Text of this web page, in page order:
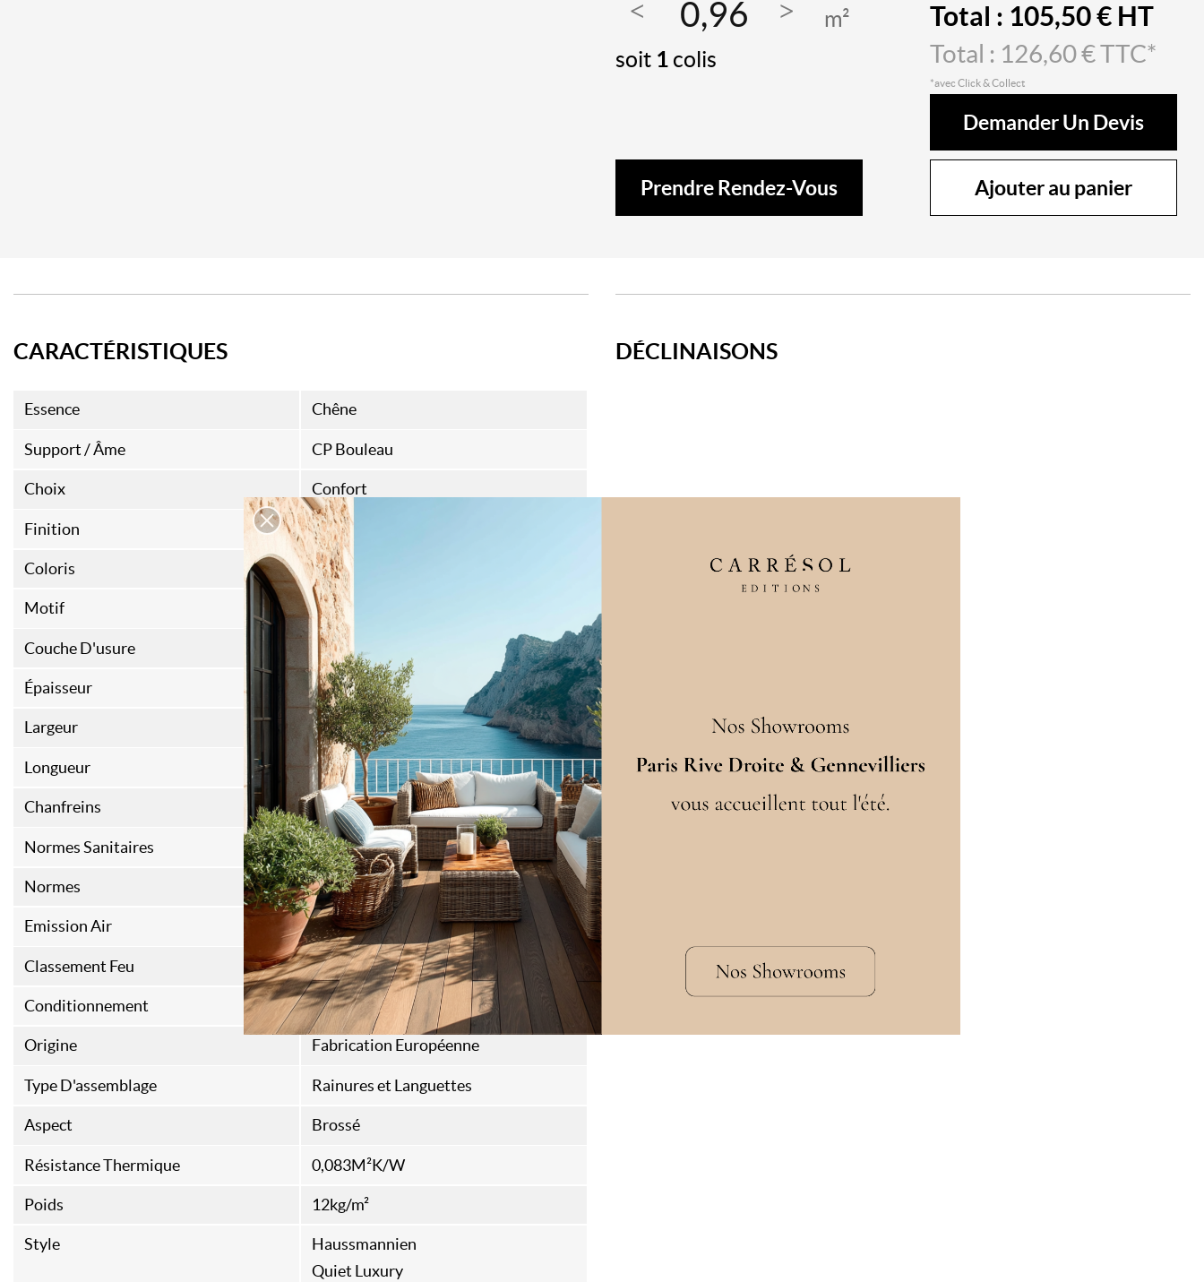
m²
soit 1 colis
Prendre Rendez-Vous
Total : 105,50€ HT
Total : 126,60€ TTC*
*avec Click & Collect
Demander Un Devis
Ajouter au panier
CARACTÉRISTIQUES
Essence Chêne
Support / Âme CP Bouleau
Choix Confort
Finition Vernis
Coloris Naturel
Motif Panneau Versailles
Couche D'usure 4 mm
Épaisseur 15 mm
Largeur 980 mm
Longueur 980 mm
Chanfreins 4
Normes Sanitaires A+
Normes FSC
Emission Air E1
Classement Feu DFL-S1
Conditionnement 0,96
Origine Fabrication Européenne
Type D'assemblage Rainures et Languettes
Aspect Brossé
Résistance Thermique 0,083M²K/W
Poids 12kg/m²
Style
Haussmannien
Quiet Luxury
DÉCLINAISONS